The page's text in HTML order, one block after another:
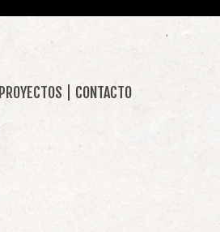
PROYECTOS CONTACTO